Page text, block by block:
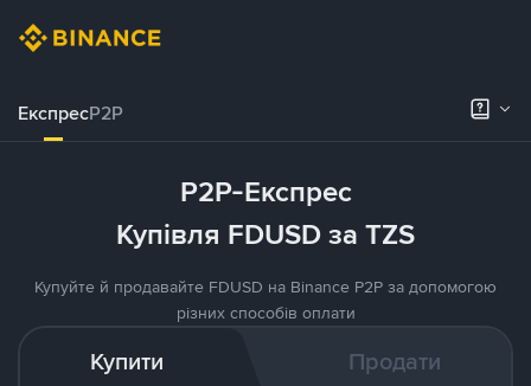
ЕкспресP2P
P2P-Експрес
Купівля FDUSD за TZS
Купуйте й продавайте FDUSD на Binance P2P за допомогою
різних способів оплати
Купити Продати